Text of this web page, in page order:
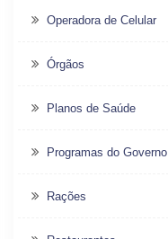
Operadora de Celular
Órgãos
Planos de Saúde
Programas do Governo
Rações